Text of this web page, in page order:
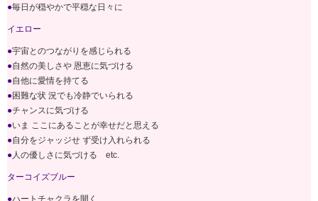
●毎日が穏やかで平穏な日々に
イエロー
●宇宙とのつながりを感じられる
●自然の美しさや 恩恵に気づける
●自他に愛情を持てる
●困難な状 況でも冷静でいられる
●チャンスに気づける
●いま ここにあることが幸せだと思える
●自分をジャッジせ ず受け入れられる
●人の優しさに気づける etc.
ターコイズブルー